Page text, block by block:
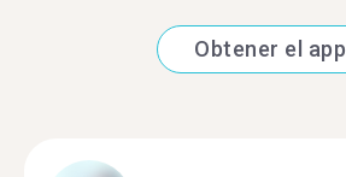
Obtener el app